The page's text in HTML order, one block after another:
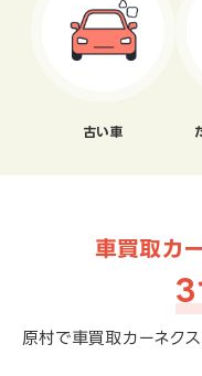
古い車
車買取カ
3
原村で車買取カーネク